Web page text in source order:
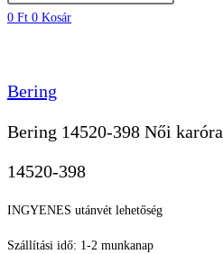
0 Ft 0 Kosár
Bering
Bering 14520-398 Női karóra
14520-398
INGYENES utánvét lehetőség
Szállítási idő: 1-2 munkanap